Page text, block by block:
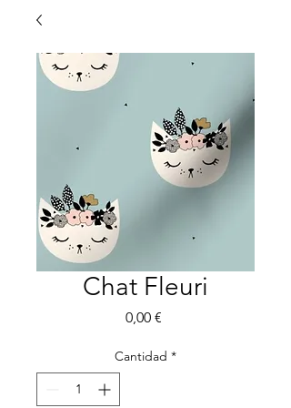
Chat Fleuri
0,00 €Precio
Cantidad *